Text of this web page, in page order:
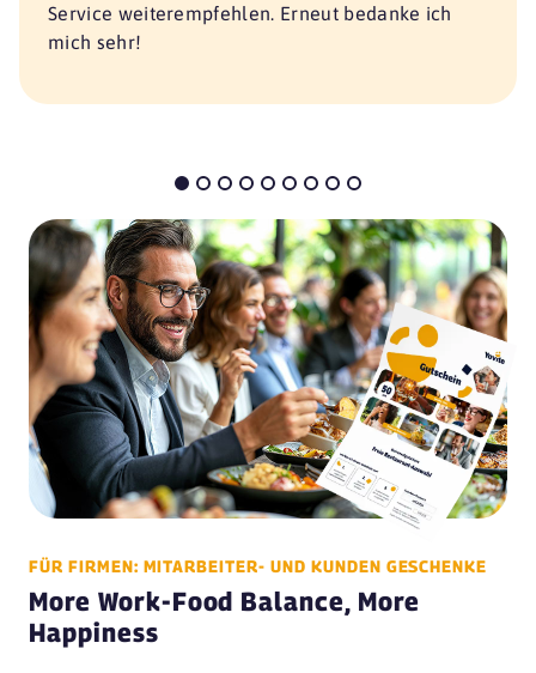
Service weiterempfehlen. Erneut bedanke ich
mich sehr!
FÜR FIRMEN: MITARBEITER- UND KUNDEN GESCHENKE
More Work-Food Balance, More
Happiness